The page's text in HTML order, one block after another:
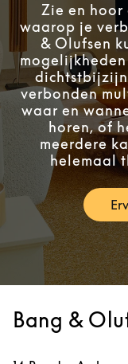
Zie en hoor
waarop je
& Olufsen
verbonden
waar en
horen, of
meerdere
helemaal
Bang &